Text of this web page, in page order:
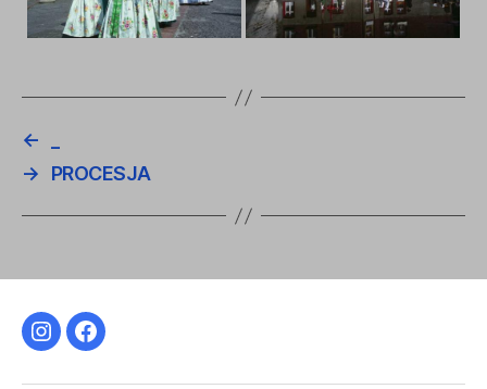
←
→
PROCESJA
InstagramFacebook